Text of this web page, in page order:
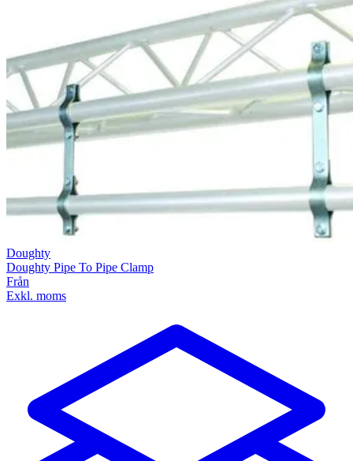
Doughty
Doughty Pipe To Pipe Clamp
Från
Exkl. moms